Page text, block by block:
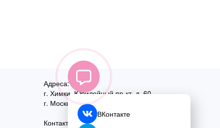
Адреса:
г. Химки, Юбилейный пр-кт, д. 60
г. Москва,ул. Перовская, д. 59
Контактный номер:
ВКонтакте